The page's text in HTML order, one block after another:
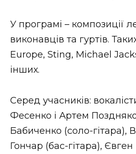
ВІДЕО
У програмі – композиції
виконавців та гуртів.
Europe, Sting, Michael
інших.
Серед учасників:
Фесенко і Артем
Бабиченко (соло-гітара),
Гончар (бас-гітара),